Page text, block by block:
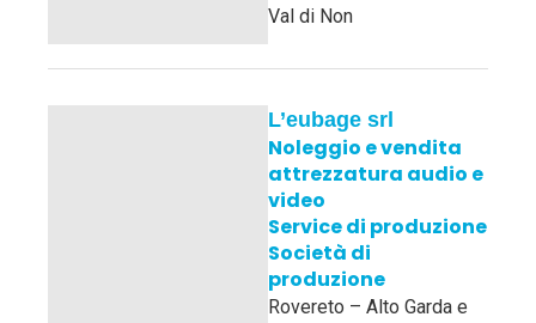
Val di Non
L’eubage srl
Noleggio e vendita
attrezzatura audio e
video
Service di produzione
Società di
produzione
Rovereto – Alto Garda e